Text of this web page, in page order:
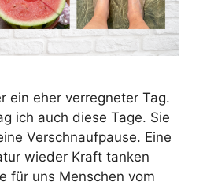
ein eher verregneter Tag.
ich auch diese Tage. Sie
Verschnaufpause. Eine
wieder Kraft tanken
für uns Menschen vom